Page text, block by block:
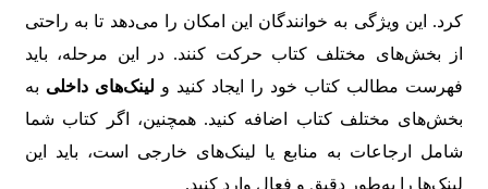
کرد. این ویژگی به خوانندگان این امکان را می‌دهد تا به راحتی
از بخش‌های مختلف کتاب حرکت کنند. در این مرحله، باید
فهرست مطالب کتاب خود را ایجاد کنید و لینک‌های داخلی به
بخش‌های مختلف کتاب اضافه کنید. همچنین، اگر کتاب شما
شامل ارجاعات به منابع یا لینک‌های خارجی است، باید این
لینک‌ها را به‌طور دقیق و فعال وارد کنید.